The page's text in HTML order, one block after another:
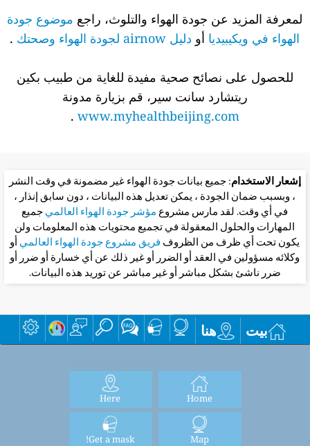
لمعرفة المزيد عن جودة الهواء والتلوث، راجع موضوع جودة
الهواء في ويكيبيدياأو دليل airnow لجودة الهواء وصحتك .
للحصول على نصائح صحية مفيدة للغاية من طبيب بكين
ريتشارد سانت سير، قم بزيارة مدونة
www.myhealthbeijing.com
.
إشعار الاستخدام: جميع بيانات جودة الهواء غير مضمونة في وقت النشر
، وبسبب ضمان الجودة ، يمكن تعديل هذه البيانات ، دون سابق إنذار ،
في أي وقت. لقد مارس مشروعمؤشر جودة الهواء العالميجميع
المهارات والحلول المعقولة في تجميع محتويات هذه المعلومات ولن
يكون تحت أي ظرف من الظروففريق مشروع جودة الهواء العالميأو
وكلائه مسؤولين في العقد أو الضرر أو غير ذلك عن أي خسارة أو ضرر أو
ضرر ناشئ بشكل مباشر أو غير مباشر عن توريد هذه البيانات.
بيت هنا
Home
Here
Map
Get a mask!